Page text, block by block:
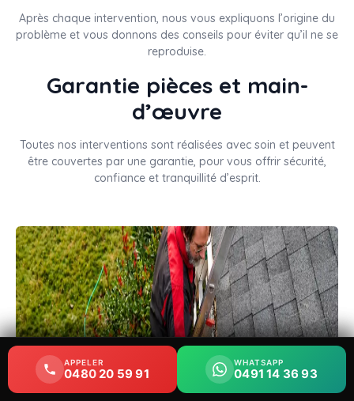
Après chaque intervention, nous vous expliquons l’origine du
problème et vous donnons des conseils pour éviter qu’il ne se
reproduise.
Garantie pièces et main-
d’œuvre
Toutes nos interventions sont réalisées avec soin et peuvent
être couvertes par une garantie, pour vous offrir sécurité,
confiance et tranquillité d’esprit.
APPELER
0480 20 59 91
WHATSAPP
0491 14 36 93
APPELER
0480 20 59 91
WHATSAPP
0491 14 36 93